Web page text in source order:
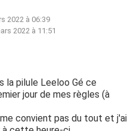
2022 à 06:39
2022 à 11:51
la pilule Leeloo Gé ce
jour de mes règles (à
convient pas du tout et j'ai